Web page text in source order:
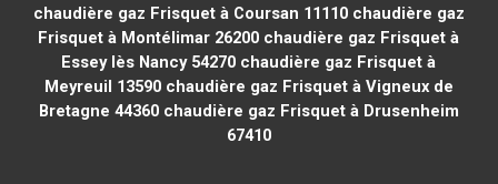
chaudière gaz Frisquet à Coursan 11110chaudière gaz
Frisquet à Montélimar 26200 chaudière gaz Frisquet à
Essey lès Nancy 54270 chaudière gaz Frisquet à
Meyreuil 13590chaudière gaz Frisquet à Vigneux de
Bretagne 44360chaudière gaz Frisquet à Drusenheim
67410